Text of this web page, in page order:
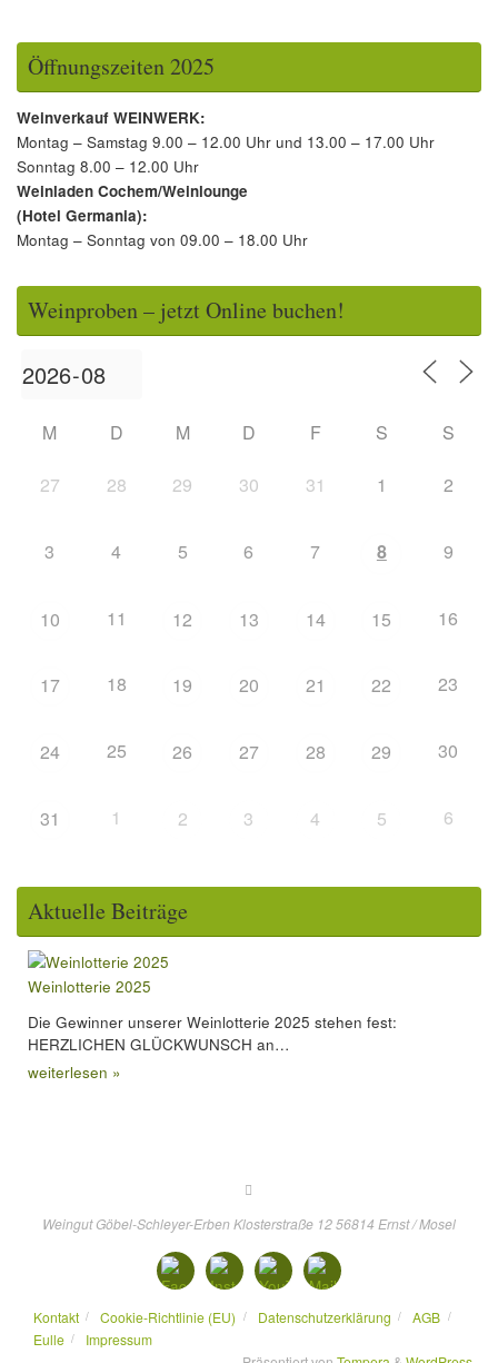
Öffnungszeiten 2025
Weinverkauf WEINWERK:
Montag – Samstag 9.00 – 12.00 Uhr und 13.00 – 17.00 Uhr
Sonntag 8.00 – 12.00 Uhr
Weinladen Cochem/Weinlounge
(Hotel Germania):
Montag – Sonntag von 09.00 – 18.00 Uhr
Weinproben – jetzt Online buchen!
M D M D F S S
27 28 29 30 31 1 2
3 4 5 6 7 8 9
10 11 12 13 14 15 16
17 18 19 20 21 22 23
24 25 26 27 28 29 30
31 1 2 3 4 5 6
Aktuelle Beiträge
Weinlotterie 2025
Die Gewinner unserer Weinlotterie 2025 stehen fest:
HERZLICHEN GLÜCKWUNSCH an…
weiterlesen »
Weingut Göbel-Schleyer-Erben Klosterstraße 12 56814 Ernst / Mosel
Kontakt Cookie-Richtlinie (EU) Datenschutzerklärung
AGB
Eulle
Impressum